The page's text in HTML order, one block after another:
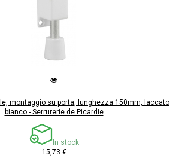
montaggio su porta, lunghezza 150mm, laccato
bianco - Serrurerie de Picardie
In stock
15,73 €